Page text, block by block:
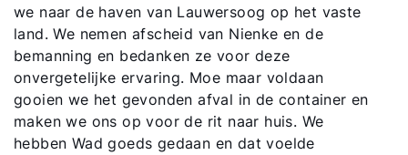
we naar de haven van Lauwersoog op het vaste
land. We nemen afscheid van Nienke en de
bemanning en bedanken ze voor deze
onvergetelijke ervaring. Moe maar voldaan
gooien we het gevonden afval in de container en
maken we ons op voor de rit naar huis. We
hebben Wad goeds gedaan en dat voelde